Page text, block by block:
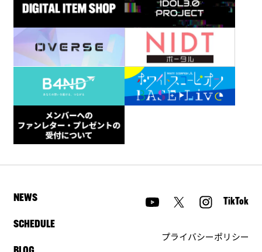
NEWS
SCHEDULE
TikTok
プライバシーポリシー